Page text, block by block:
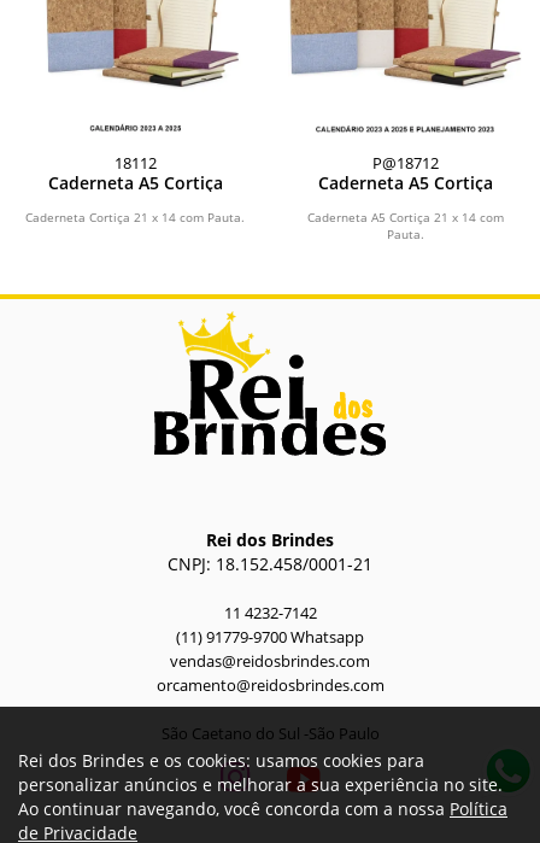
18112
Caderneta A5 Cortiça
Caderneta Cortiça 21 x 14 com Pauta.
P@18712
Caderneta A5 Cortiça
Caderneta A5 Cortiça 21 x 14 com
Pauta.
Rei dos Brindes
CNPJ: 18.152.458/0001-21
11 4232-7142
(11) 91779-9700 Whatsapp
vendas@reidosbrindes.com
orcamento@reidosbrindes.com
São Caetano do Sul -São Paulo
Rei dos Brindes e os cookies: usamos cookies para
personalizar anúncios e melhorar a sua experiência no site.
Ao continuar navegando, você concorda com a nossa Política
de Privacidade